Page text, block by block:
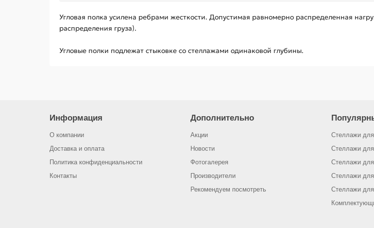
Угловая полка усилена ребрами жесткости. Допустимая равномерно распределенная
распределения груза).
Угловые полки подлежат стыковке со стеллажами одинаковой глубины.
Информация
О компании
Доставка и оплата
Политика конфиденциальности
Контакты
Дополнительно
Акции
Новости
Фотогалерея
Производители
Рекомендуем посмотреть
Стеллажи
Стеллажи
Стеллажи
Стеллажи
Стеллажи